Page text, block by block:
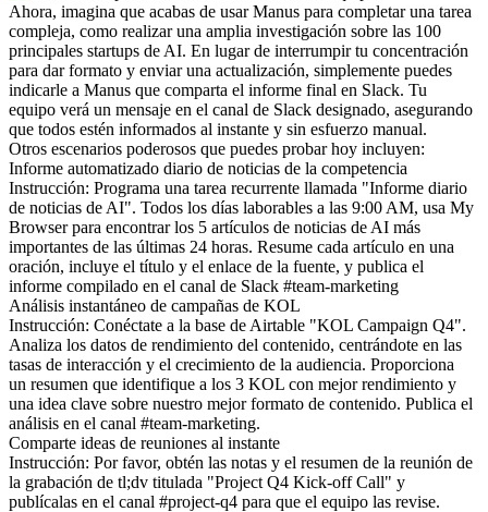
Ahora, imagina que acabas de usar Manus para completar una tarea
compleja, como realizar una amplia investigación sobre las 100
principales startups de AI. En lugar de interrumpir tu concentración
para dar formato y enviar una actualización, simplemente puedes
indicarle a Manus que comparta el informe final en Slack. Tu
equipo verá un mensaje en el canal de Slack designado, asegurando
que todos estén informados al instante y sin esfuerzo manual.
Otros escenarios poderosos que puedes probar hoy incluyen:
Informe automatizado diario de noticias de la competencia
Instrucción: Programa una tarea recurrente llamada "Informe diario
de noticias de AI". Todos los días laborables a las 9:00 AM, usa My
Browser para encontrar los 5 artículos de noticias de AI más
importantes de las últimas 24 horas. Resume cada artículo en una
oración, incluye el título y el enlace de la fuente, y publica el
informe compilado en el canal de Slack #team-marketing
Análisis instantáneo de campañas de KOL
Instrucción: Conéctate a la base de Airtable "KOL Campaign Q4".
Analiza los datos de rendimiento del contenido, centrándote en las
tasas de interacción y el crecimiento de la audiencia. Proporciona
un resumen que identifique a los 3 KOL con mejor rendimiento y
una idea clave sobre nuestro mejor formato de contenido. Publica el
análisis en el canal #team-marketing.
Comparte ideas de reuniones al instante
Instrucción: Por favor, obtén las notas y el resumen de la reunión de
la grabación de tl;dv titulada "Project Q4 Kick-off Call" y
publícalas en el canal #project-q4 para que el equipo las revise.